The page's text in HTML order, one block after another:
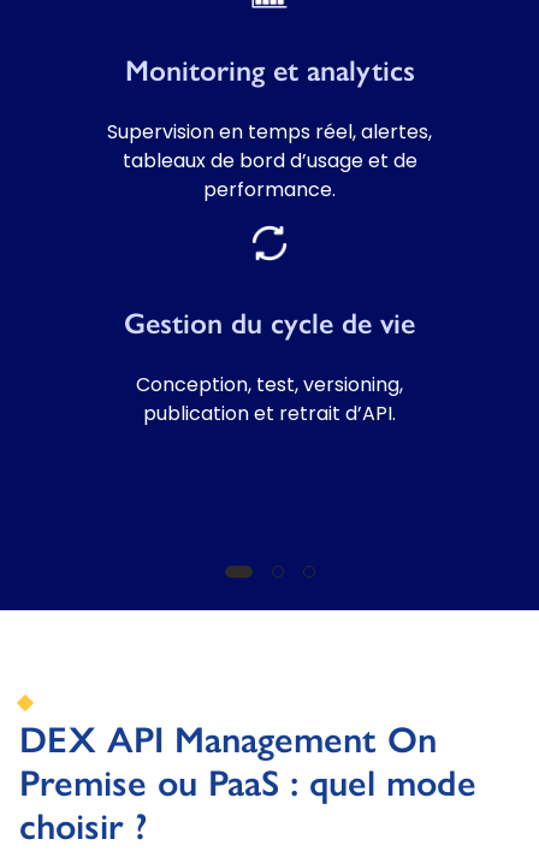
Monitoring et analytics
Supervision en temps réel, alertes,
tableaux de bord d’usage et de
performance.
Gestion du cycle de vie
Conception, test, versioning,
publication et retrait d’API.
DEX API Management On
Premise ou PaaS : quel mode
choisir ?